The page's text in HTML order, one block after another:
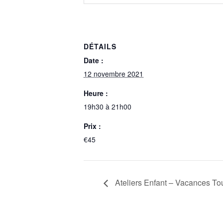
DÉTAILS
Date :
12 novembre 2021
Heure :
19h30 à 21h00
Prix :
€45
Ateliers Enfant – Vacances